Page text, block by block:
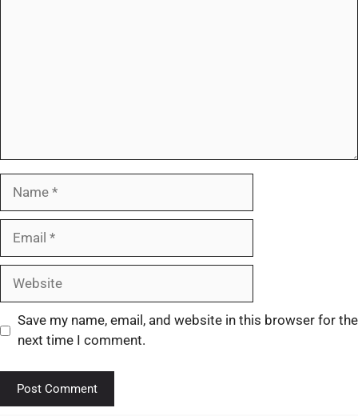
Save my name, email, and website in this browser for the
next time I comment.